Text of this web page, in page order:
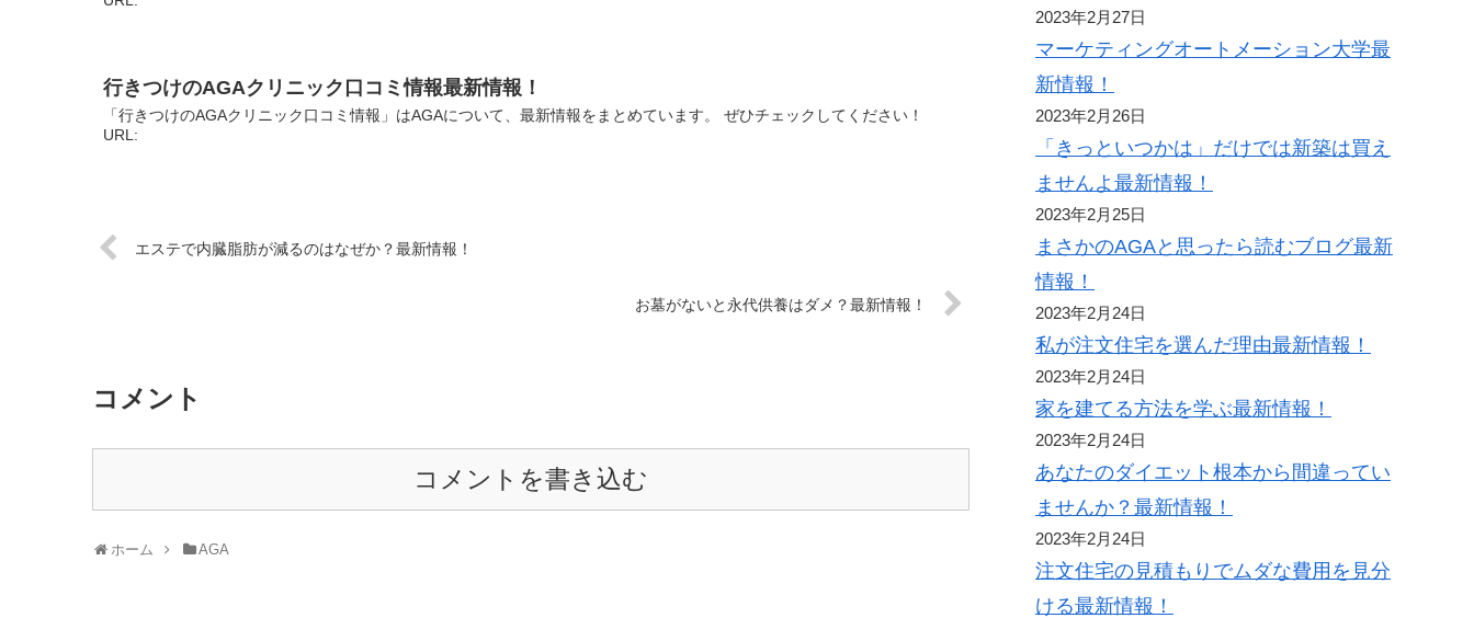
行きつけのAGAクリニック口コミ情報最新情報！
「行きつけのAGAクリニック口コミ情報」はAGAについて、最新情報をまとめています。 ぜひチェックしてください！
URL:
エステで内臓脂肪が減るのはなぜか？最新情報！
お墓がないと永代供養はダメ？最新情報！
コメント
コメントを書き込む
ホーム AGA
2023年2月27日
マーケティングオートメーション大学最
新情報！
2023年2月26日
「きっといつかは」だけでは新築は買え
ませんよ最新情報！
2023年2月25日
まさかのAGAと思ったら読むブログ最新
情報！
2023年2月24日
私が注文住宅を選んだ理由最新情報！
2023年2月24日
家を建てる方法を学ぶ最新情報！
2023年2月24日
あなたのダイエット根本から間違ってい
ませんか？最新情報！
2023年2月24日
注文住宅の見積もりでムダな費用を見分
ける最新情報！